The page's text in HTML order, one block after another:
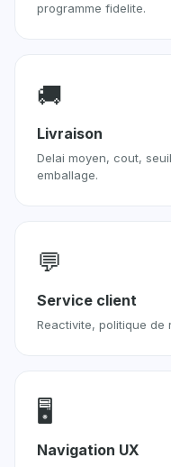
programme fidelite.
🚚
Livraison
Delai moyen, cout,
emballage.
💬
Service client
Reactivite, politique de
🖥
Navigation UX